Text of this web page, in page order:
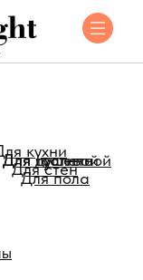
кухни
Для душевой
Для туалета
Для гостинной
Для стен
Для пола